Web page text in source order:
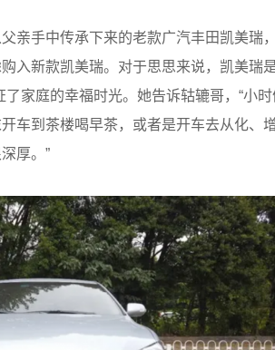
亲手中传承下来的老款广汽丰田凯美瑞
入新款凯美瑞。对于思思来说，凯美瑞
家庭的幸福时光。她告诉轱辘哥，“小
车到茶楼喝早茶，或者是开车去从化、
厚。”